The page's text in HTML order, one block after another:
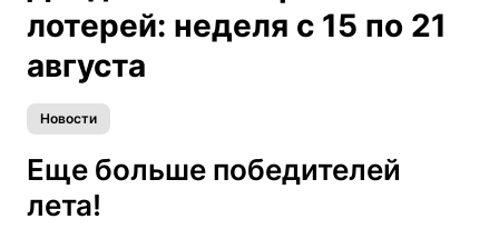
лотерей: неделя с 15 по 21
августа
Новости
Еще больше победителей
лета!